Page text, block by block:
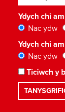
Ydych chi
Nac ydw
Ydych chi
Nac ydw
Ticiwch y